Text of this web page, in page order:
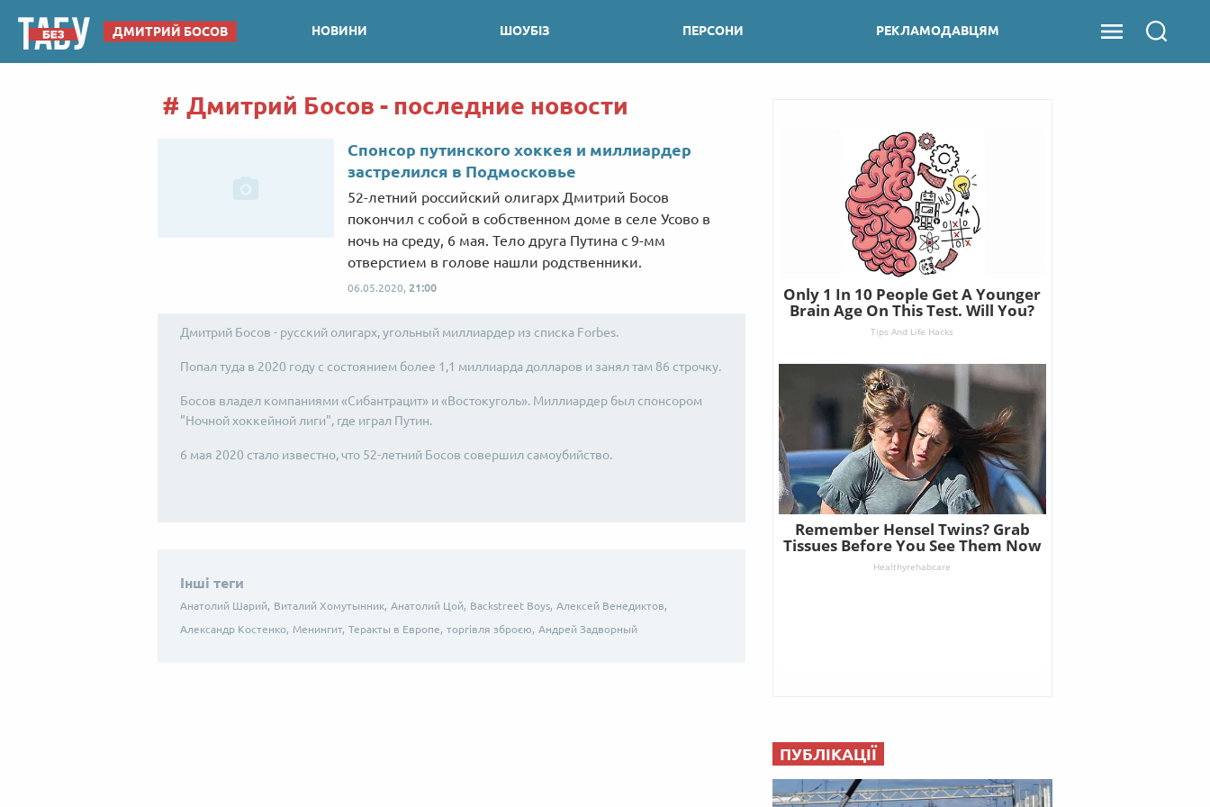
ДМИТРИЙ БОСОВ НОВИНИ ШОУБІЗ ПЕРСОНИ РЕКЛАМОДАВЦЯМ
Дмитрий Босов - последние новости
Спонсор путинского хоккея и миллиардер
застрелился в Подмосковье
52-летний российский олигарх Дмитрий Босов
покончил с собой в собственном доме в селе Усово в
ночь на среду, 6 мая. Тело друга Путина с 9-мм
отверстием в голове нашли родственники.
06.05.2020, 21:00
Дмитрий Босов - русский олигарх, угольный миллиардер из списка Forbes.
Попал туда в 2020 году с состоянием более 1,1 миллиарда долларов и занял там 86 строчку.
Босов владел компаниями «Сибантрацит» и «Востокуголь». Миллиардер был спонсором
"Ночной хоккейной лиги", где играл Путин.
6 мая 2020 стало известно, что 52-летний Босов совершил самоубийство.
Інші теги
Анатолий Шарий, Виталий Хомутынник, Анатолий Цой, Backstreet Boys, Алексей Венедиктов,
Александр Костенко, Менингит, Теракты в Европе, торгівля зброєю, Андрей Задворный
ПУБЛІКАЦІЇ